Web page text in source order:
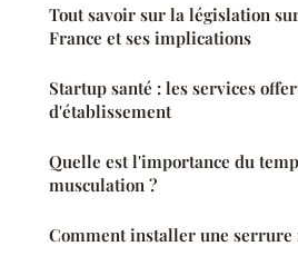
Tout savoir sur la législation
France et ses implications
Startup santé : les services
d'établissement
Quelle est l'importance du
musculation ?
Comment installer une serrure